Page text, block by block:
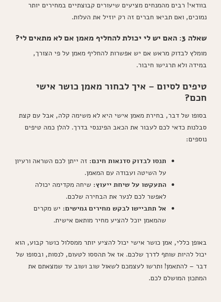
בוודאי! רבים מהמנחים מציעים שיעורים קבוצתיים במחירים יותר
נמוכים, ואם תביאו חברים זה רק יוזיל את העלות.
שאלה 3: האם יש לי יכולת להחליף מאמן אם לא מתאים לי?
מומלץ לבדוק מראש אם יש אפשרות להחליף מאמן על פי הצורך,
במידה ולא תרגישו חיבור.
טיפים לסיום – איך לבחור מאמן כושר אישי
חכם?
בסופו של דבר, בחירת מאמן אישי היא לא משימה קלה, אבל עם קצת
סבלנות כדאי לכם לעבור את הכאב הפיננסי בדרך. להלן כמה טיפים
נוספים:
תנסו לבדוק סדנאות חינם: זה ייתן לכם השראה ורעיון
על השיטה ועבודה עם המאמן.
התעקשו על שיחת ייעוץ: שיחה מקדימה יכולה
לאפשר לכם לנער את הבחירה שלכם.
אל תתביישו לבקש מחירים גמישים: יש מקרים
שהמאמן יוכל להציע מחיר מותאם אישית.
באופן כללי, אמן כושר אישי יכול להציע יותר ממסלול כושר קבוע, הוא
יכול להיות שותף לדרך שלכם. אז אל תהססו לטעום, לנסות, ובסופו של
דבר – להתאמן! ותרשו לעצמכם לשאול שוב ושוב עד שמצאתם את
המתכון המושלם לכם.